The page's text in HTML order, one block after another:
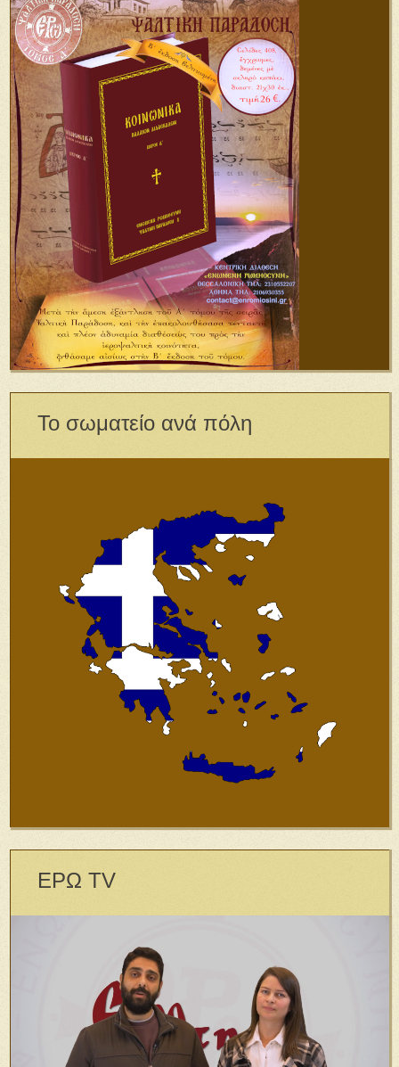
Το σωματείο ανά πόλη
ΕΡΩ TV